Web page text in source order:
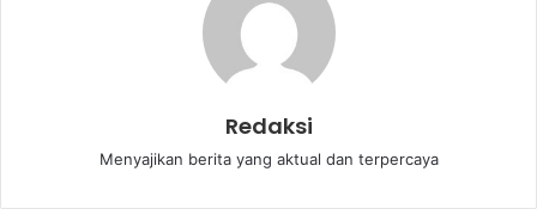
Redaksi
Menyajikan berita yang aktual dan terpercaya